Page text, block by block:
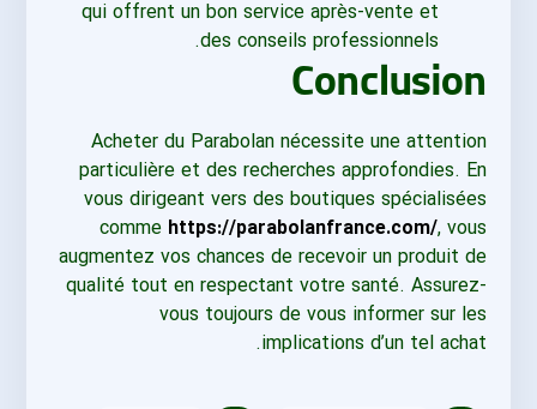
qui offrent un bon service après-vente et
des conseils professionnels.
Conclusion
Acheter du Parabolan nécessite une attention
particulière et des recherches approfondies. En
vous dirigeant vers des boutiques spécialisées
comme https://parabolanfrance.com/, vous
augmentez vos chances de recevoir un produit de
qualité tout en respectant votre santé. Assurez-
vous toujours de vous informer sur les
implications d’un tel achat.